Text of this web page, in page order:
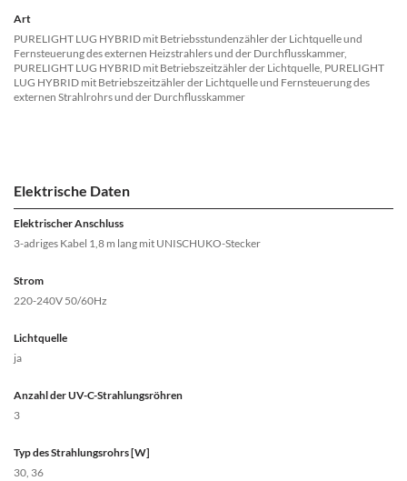
Art
PURELIGHT LUG HYBRID mit Betriebsstundenzähler der Lichtquelle und
Fernsteuerung des externen Heizstrahlers und der Durchflusskammer,
PURELIGHT LUG HYBRID mit Betriebszeitzähler der Lichtquelle, PURELIGHT
LUG HYBRID mit Betriebszeitzähler der Lichtquelle und Fernsteuerung des
externen Strahlrohrs und der Durchflusskammer
Elektrische Daten
Elektrischer Anschluss
3-adriges Kabel 1,8 m lang mit UNISCHUKO-Stecker
Strom
220-240V 50/60Hz
Lichtquelle
ja
Anzahl der UV-C-Strahlungsröhren
3
Typ des Strahlungsrohrs [W]
30, 36